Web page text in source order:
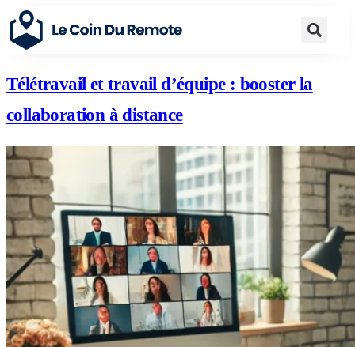
Télétravail et travail d’équipe : booster la
collaboration à distance